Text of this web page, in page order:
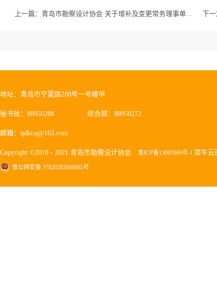
上一篇： 青岛市勘察设计协会 关于增补及变更常务理事单位的决定 下
地址：青岛市宁夏路288号一号楼甲
秘书处：88950288 综合部：88950272
邮箱：qdkcsj@163.com
Copyright ©2018 - 2021 青岛市勘察设计协会 鲁ICP备13002669号-1 犀牛云
鲁公网安备 37020202000065号